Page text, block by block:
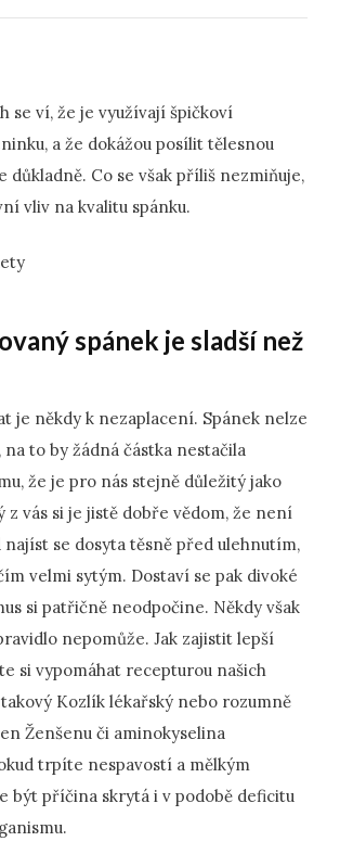
se ví, že je využívají špičkoví
a že dokážou posílit tělesnou
důkladně. Co se však příliš nezmiňuje,
vliv na kvalitu spánku.
spánek je sladší než
je někdy k nezaplacení. Spánek nelze
to by žádná částka nestačila
že je pro nás stejně důležitý jako
z vás si je jistě dobře vědom, že není
najíst se dosyta těsně před ulehnutím,
velmi sytým. Dostaví se pak divoké
si patřičně neodpočine. Někdy však
nepomůže. Jak zajistit lepší
si vypomáhat recepturou našich
Kozlík lékařský nebo rozumně
Ženšenu či aminokyselina
trpíte nespavostí a mělkým
být příčina skrytá i v podobě deficitu